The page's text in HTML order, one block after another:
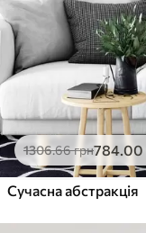
1306.66грн784.00
Сучасна абстракція